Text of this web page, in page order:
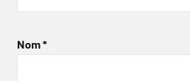
Nom*